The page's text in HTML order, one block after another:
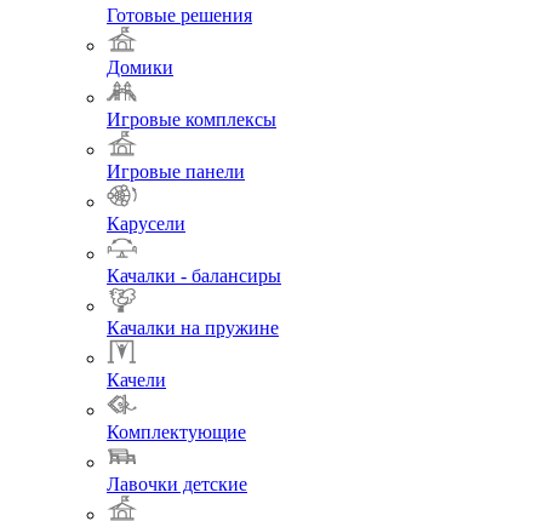
Готовые решения
Домики
Игровые комплексы
Игровые панели
Карусели
Качалки - балансиры
Качалки на пружине
Качели
Комплектующие
Лавочки детские